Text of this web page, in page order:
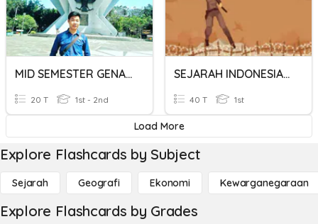
MID SEMESTER GENAP SEJARAH INDO KELAS 11 BAB 6
20 T 1st - 2nd
SEJARAH INDONESIA KD 3.1
40 T 1st
Load More
Explore Flashcards by Subject
Sejarah Geografi Ekonomi Kewarganegaraan
Explore Flashcards by Grades